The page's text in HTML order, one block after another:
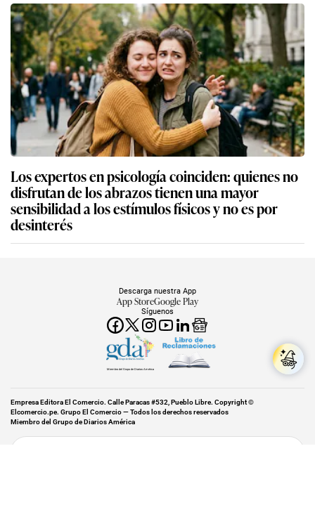
Los expertos en psicología coinciden: quienes no
disfrutan de los abrazos tienen una mayor
sensibilidad a los estímulos físicos y no es por
desinterés
Síguenos
Descarga nuestra App
App StoreGoogle Play
Miembro del Grupo de Diarios América
Empresa Editora El Comercio. Calle Paracas #532, Pueblo Libre. Copyright ©
Elcomercio.pe. Grupo El Comercio — Todos los derechos reservados
Miembro del Grupo de Diarios América